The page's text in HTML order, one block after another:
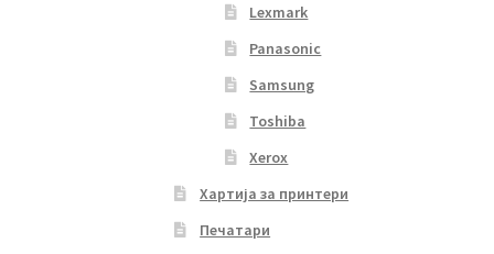
Lexmark
Panasonic
Samsung
Toshiba
Xerox
Хартија за принтери
Печатари